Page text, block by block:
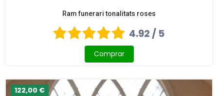
Ram funerari tonalitats roses
4.92 / 5
Comprar
122,00 €